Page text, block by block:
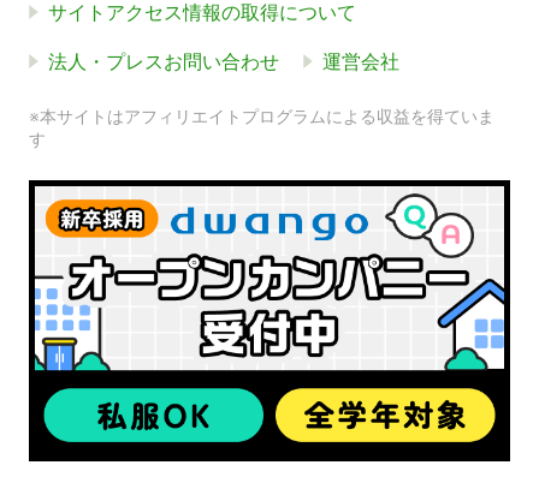
サイトアクセス情報の取得について
法人・プレスお問い合わせ 運営会社
※本サイトはアフィリエイトプログラムによる収益を得ていま
す